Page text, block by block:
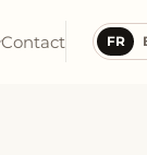
Contact FR